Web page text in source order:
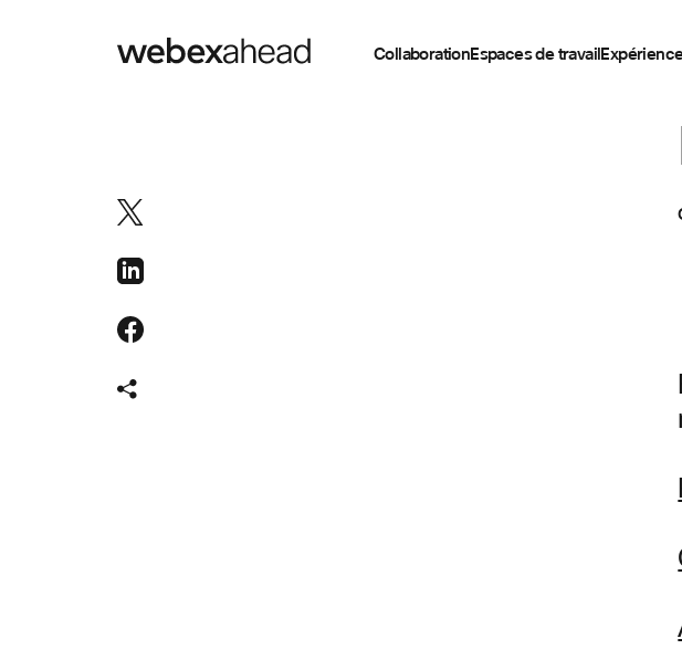
CollaborationEspaces de travail